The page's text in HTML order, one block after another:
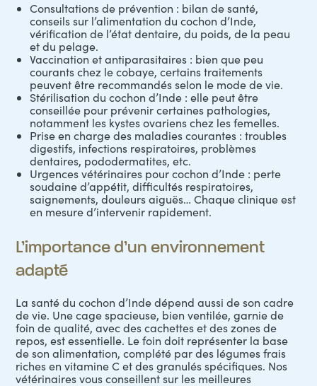
Consultations de prévention : bilan de santé,
conseils sur l’alimentation du cochon d’Inde,
vérification de l’état dentaire, du poids, de la peau
et du pelage.
Vaccination et antiparasitaires : bien que peu
courants chez le cobaye, certains traitements
peuvent être recommandés selon le mode de vie.
Stérilisation du cochon d’Inde : elle peut être
conseillée pour prévenir certaines pathologies,
notamment les kystes ovariens chez les femelles.
Prise en charge des maladies courantes : troubles
digestifs, infections respiratoires, problèmes
dentaires, pododermatites, etc.
Urgences vétérinaires pour cochon d’Inde : perte
soudaine d’appétit, difficultés respiratoires,
saignements, douleurs aiguës… Chaque clinique est
en mesure d’intervenir rapidement.
L’importance d’un environnement
adapté
La santé du cochon d’Inde dépend aussi de son cadre
de vie. Une cage spacieuse, bien ventilée, garnie de
foin de qualité, avec des cachettes et des zones de
repos, est essentielle. Le foin doit représenter la base
de son alimentation, complété par des légumes frais
riches en vitamine C et des granulés spécifiques. Nos
vétérinaires vous conseillent sur les meilleures